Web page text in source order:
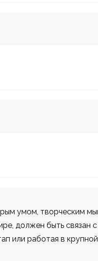
умом, творческим
должен быть связан
или работая в